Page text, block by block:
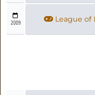
2009 League of